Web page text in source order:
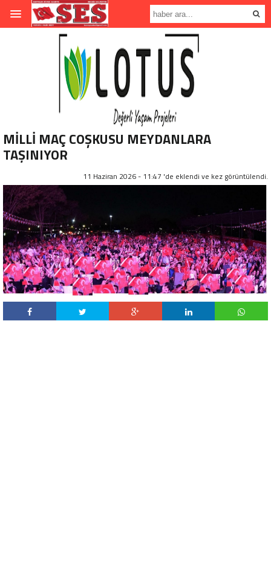
MİLLİ MAÇ COŞKUSU MEYDANLARA
TAŞINIYOR
11 Haziran 2026 - 11:47 'de eklendi ve kez görüntülendi.